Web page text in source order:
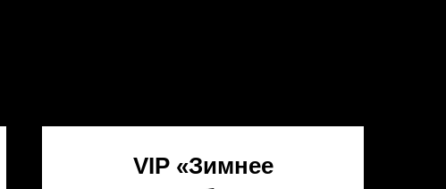
VIP «Зимнее